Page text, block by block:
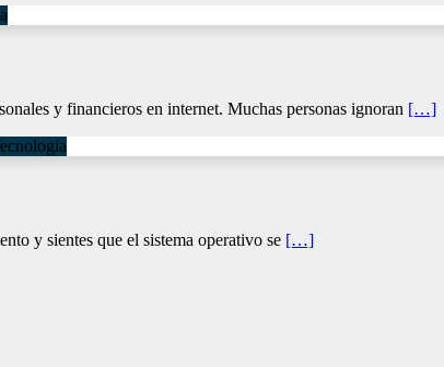
y financieros en internet. Muchas personas ignoran […]
y sientes que el sistema operativo se […]